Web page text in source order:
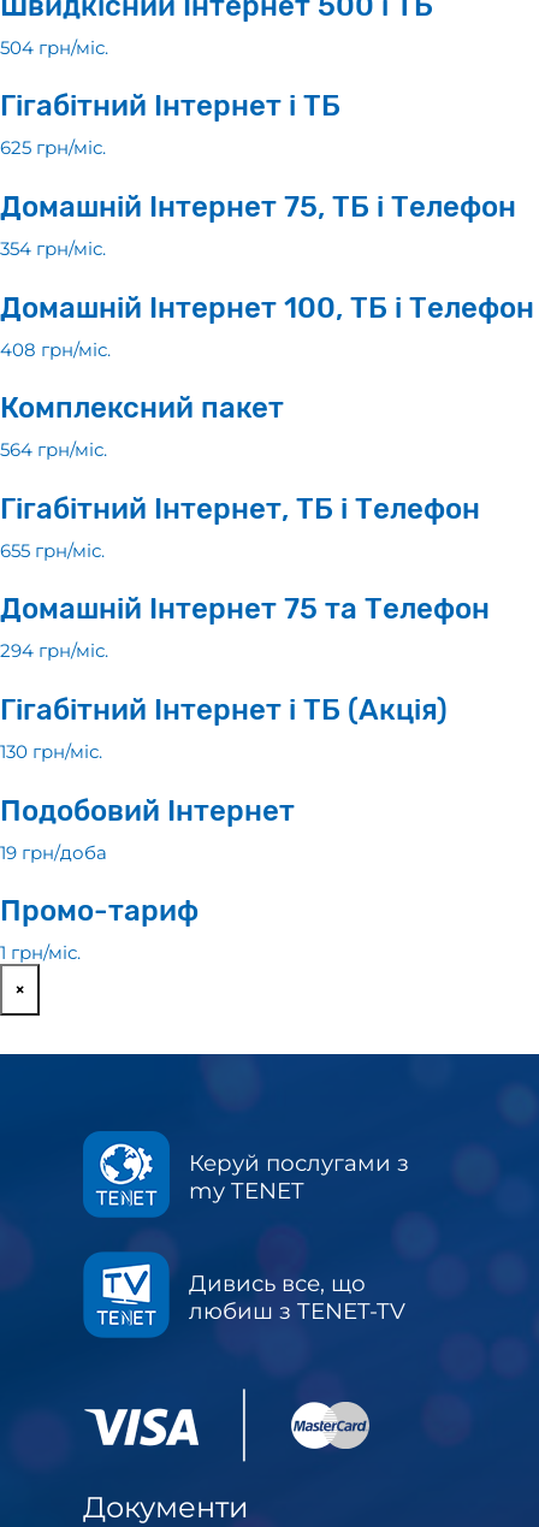
504 грн/мiс.
Гігабітний Інтернет і ТБ
625 грн/мiс.
Домашній Інтернет 75, ТБ і Телефон
354 грн/мiс.
Домашній Інтернет 100, ТБ і Телефон
408 грн/мiс.
Комплексний пакет
564 грн/мiс.
Гігабітний Інтернет, ТБ і Телефон
655 грн/мiс.
Домашній Інтернет 75 та Телефон
294 грн/мiс.
Гігабітний Інтернет і ТБ (Акція)
130 грн/мiс.
Подобовий Інтернет
19 грн/доба
Промо-тариф
1 грн/мiс.
×
Керуй послугами з
my TENET
Дивись все, що
любиш з TENET-TV
Документи